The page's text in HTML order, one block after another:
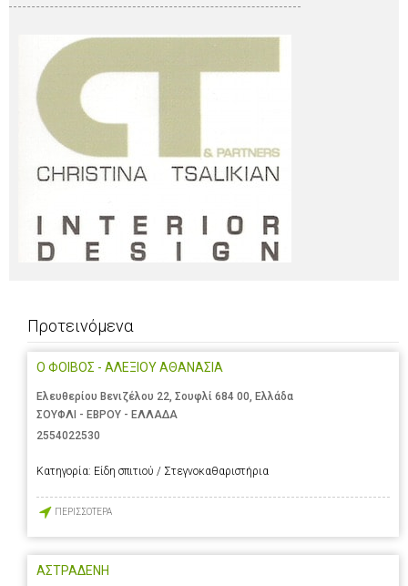
Προτεινόμενα
Ο ΦΟΙΒΟΣ - ΑΛΕΞΙΟΥ ΑΘΑΝΑΣΙΑ
Ελευθερίου Βενιζέλου 22, Σουφλί 684 00, Ελλάδα
ΣΟΥΦΛΙ - ΕΒΡΟΥ - ΕΛΛΑΔΑ
2554022530
Κατηγορία: Είδη σπιτιού / Στεγνοκαθαριστήρια
ΠΕΡΙΣΣΟΤΕΡΑ
ΑΣΤΡΑΔΕΝΗ